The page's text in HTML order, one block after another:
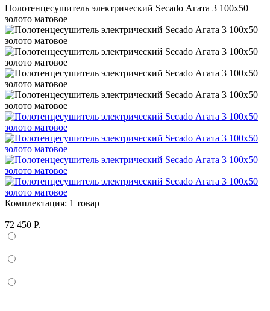
Полотенцесушитель электрический Secado Агата 3 100x50
золото матовое
Комплектация: 1 товар
72 450 Р.